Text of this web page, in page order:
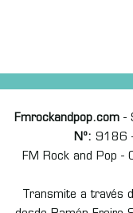
Fmrockandpop.com-
Nº: 9186
FM Rock and Pop -
Transmite a través